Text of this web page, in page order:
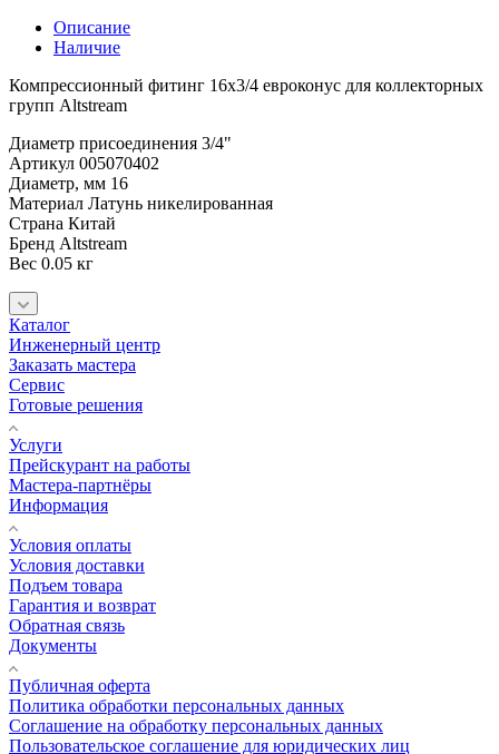
Описание
Наличие
Компрессионный фитинг 16х3/4 евроконус для коллекторных
групп Altstream
Диаметр присоединения 3/4"
Артикул 005070402
Диаметр, мм 16
Материал Латунь никелированная
Страна Китай
Бренд Altstream
Вес 0.05 кг
Каталог
Инженерный центр
Заказать мастера
Сервис
Готовые решения
Услуги
Прейскурант на работы
Мастера-партнёры
Информация
Условия оплаты
Условия доставки
Подъем товара
Гарантия и возврат
Обратная связь
Документы
Публичная оферта
Политика обработки персональных данных
Соглашение на обработку персональных данных
Пользовательское соглашение для юридических лиц